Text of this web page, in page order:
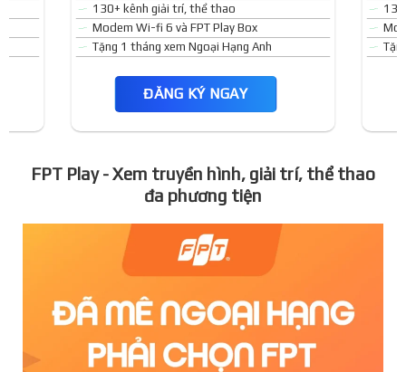
130+ kênh giải trí, thể thao
Modem Wi-fi 6 và FPT Play Box
Tặng 1 tháng xem Ngoại Hạng Anh
ĐĂNG KÝ NGAY
FPT Play - Xem truyền hình, giải trí, thể thao
đa phương tiện